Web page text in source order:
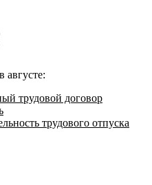
августе:
трудовой договор
трудового отпуска